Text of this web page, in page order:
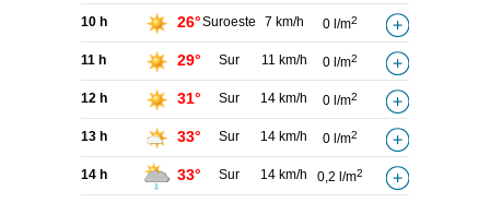
10 h 26°Suroeste 7 km/h 0 l/m2
11 h 29° Sur 11 km/h 0 l/m2
12 h 31° Sur 14 km/h 0 l/m2
13 h 33° Sur 14 km/h 0 l/m2
14 h 33° Sur 14 km/h 0,2 l/m2